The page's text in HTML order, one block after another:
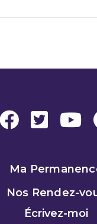
Ma
Nos Rendez-
Écrivez-moi